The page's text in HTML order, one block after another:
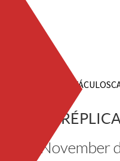
ESPECTÁCULOS
PREMIO
21 de November